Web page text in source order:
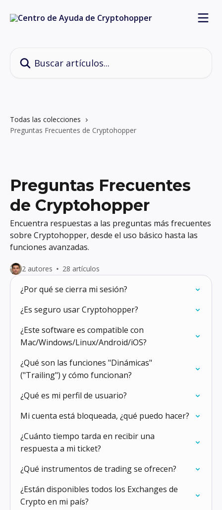
Todas las colecciones
Preguntas Frecuentes de Cryptohopper
Preguntas Frecuentes
de Cryptohopper
Encuentra respuestas a las preguntas más frecuentes
sobre Cryptohopper, desde el uso básico hasta las
funciones avanzadas.
2 autores 28 artículos
¿Por qué se cierra mi sesión?
¿Es seguro usar Cryptohopper?
¿Este software es compatible con
Mac/Windows/Linux/Android/iOS?
¿Qué son las funciones "Dinámicas"
("Trailing") y cómo funcionan?
¿Qué es mi perfil de usuario?
Mi cuenta está bloqueada, ¿qué puedo hacer?
¿Cuánto tiempo tarda en recibir una
respuesta a mi ticket?
¿Qué instrumentos de trading se ofrecen?
¿Están disponibles todos los Exchanges de
Crypto en mi país?